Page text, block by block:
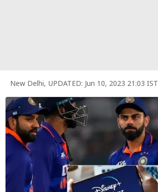
न्यूज
वीडियो
म्यूचुअल
फंड
New Delhi, UPDATED: Jun 10, 2023 21:03 IST